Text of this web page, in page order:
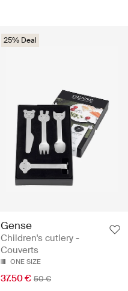
25% Deal
Gense
Children's cutlery -
Couverts
ONE SIZE
37.50 € 50 €